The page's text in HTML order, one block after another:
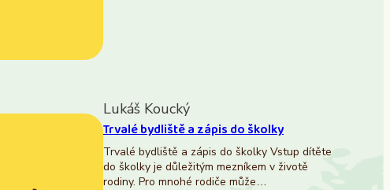
Lukáš Koucký
Trvalé bydliště a zápis do školky
Trvalé bydliště a zápis do školky Vstup dítěte
do školky je důležitým mezníkem v životě
rodiny. Pro mnohé rodiče může…